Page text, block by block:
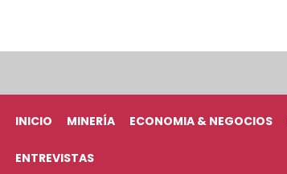
INICIO MINERÍA ECONOMIA & NEGOCIOS
ENTREVISTAS